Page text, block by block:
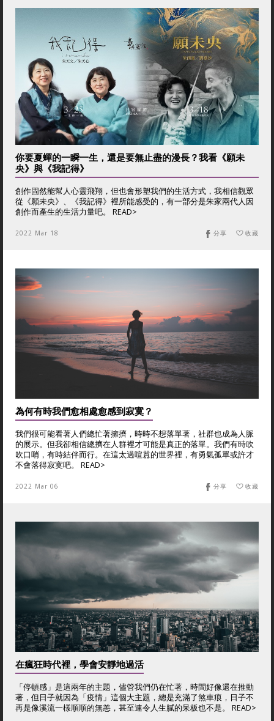
你要夏蟬的一瞬一生，還是要無止盡的漫長？我看《願未
央》與《我記得》
創作固然能幫人心靈飛翔，但也會形塑我們的生活方式，我相信觀眾
從《願未央》、《我記得》裡所能感受的，有一部分是朱家兩代人因
創作而產生的生活力量吧。 READ>
2022 Mar 18 收藏
分享
為何有時我們愈相處愈感到寂寞？
我們很可能看著人們總忙著擁擠，時時不想落單著，社群也成為人脈
的展示。但我卻相信總擠在人群裡才可能是真正的落單。我們有時吹
吹口哨，有時結伴而行。在這太過喧囂的世界裡，有勇氣孤單或許才
不會落得寂寞吧。 READ>
2022 Mar 06 收藏
分享
在瘋狂時代裡，學會安靜地過活
「停頓感」是這兩年的主題，儘管我們仍在忙著，時間好像還在推動
著，但日子就因為「疫情」這個大主題，總是充滿了煞車痕，日子不
再是像溪流一樣順順的無恙，甚至連令人生膩的呆板也不是。 READ>